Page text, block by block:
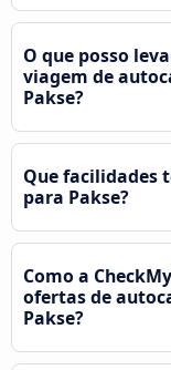
O que posso
viagem de
Pakse?
Que facilidades
para Pakse?
Como a
ofertas de
Pakse?